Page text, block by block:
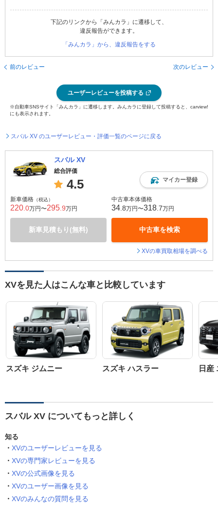
下記のリンクから「みんカラ」に遷移して、
違反報告ができます。
「みんカラ」から、違反報告をする
前のレビュー 次のレビュー
ユーザーレビューを投稿する
※自動車SNSサイト「みんカラ」に遷移します。みんカラに登録して投稿すると、carview!
にも表示されます。
スバル XV のユーザーレビュー・評価一覧のページに戻る
スバル XV
総合評価
4.5 マイカー登録
新車価格 （税込）
220 .0万円〜295 .9万円
新車見積もり(無料)
中古車本体価格
34 .8万円〜318 .7万円
中古車を検索
XVの車買取相場を調べる
XVを見た人はこんな車と比較しています
スズキ ジムニー スズキ ハスラー 日産
スバル XV についてもっと詳しく
知る
XVのユーザーレビューを見る
XVの専門家レビューを見る
XVの公式画像を見る
XVのユーザー画像を見る
XVのみんなの質問を見る